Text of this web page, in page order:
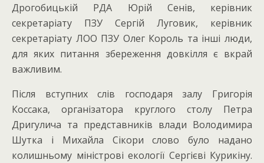
Дрогобицькій РДА Юрій Сенів, керівник
секретаріату ПЗУ Сергій Луговик, керівник
секретаріату ЛОО ПЗУ Олег Король та інші люди,
для яких питання збереження довкілля є вкрай
важливим.
Після вступних слів господаря залу Григорія
Коссака, організатора круглого столу Петра
Дригулича та представників влади Володимира
Шутка і Михайла Сікори слово було надано
колишньому міністрові екології Сергієві Курикіну.